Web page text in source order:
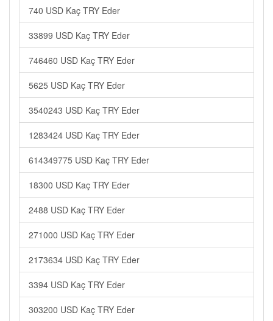
740 USD Kaç TRY Eder
33899 USD Kaç TRY Eder
746460 USD Kaç TRY Eder
5625 USD Kaç TRY Eder
3540243 USD Kaç TRY Eder
1283424 USD Kaç TRY Eder
614349775 USD Kaç TRY Eder
18300 USD Kaç TRY Eder
2488 USD Kaç TRY Eder
271000 USD Kaç TRY Eder
2173634 USD Kaç TRY Eder
3394 USD Kaç TRY Eder
303200 USD Kaç TRY Eder